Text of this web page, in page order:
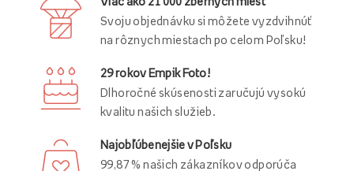
Svoju objednávku si môžete vyzdvihnúť
na rôznych miestach po celom Poľsku!
29 rokov Empik Foto!
Dlhoročné skúsenosti zaručujú vysokú
kvalitu našich služieb.
Najobľúbenejšie v Poľsku
99,87 % našich zákazníkov odporúča